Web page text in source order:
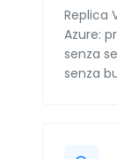
Replica
Azure:
senza
senza